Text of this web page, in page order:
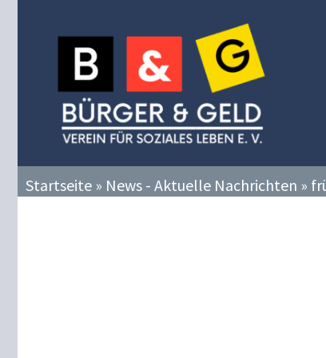
Startseite » News - Aktuelle Nachrichten »